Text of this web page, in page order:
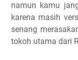
namun kamu
karena masih
senang
tokoh utama dari